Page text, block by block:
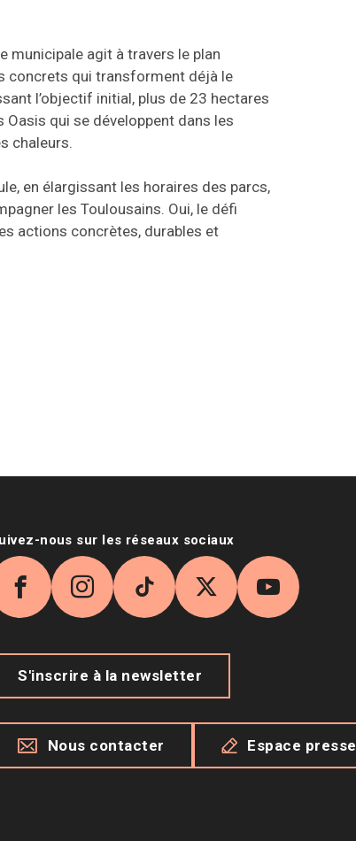
municipale agit à travers le plan
concrets qui transforment déjà le
l’objectif initial, plus de 23 hectares
qui se développent dans les
chaleurs.
en élargissant les horaires des parcs,
les Toulousains. Oui, le défi
actions concrètes, durables et
nous sur les réseaux sociaux
FacebookInstagram
TikTokX YouTube
S'inscrire à la newsletter
Nous contacter Espace presse